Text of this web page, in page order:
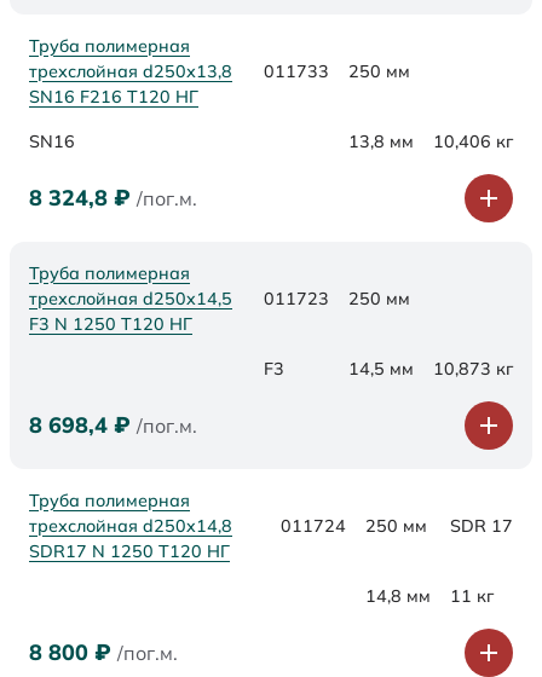
Труба полимерная
трехслойная d250х13,8
SN16 F216 Т120 НГ
011733 250 мм
SN16 13,8 мм 10,406 кг
8 324,8 ₽ /пог.м.
Труба полимерная
трехслойная d250x14,5
F3 N 1250 Т120 НГ
011723 250 мм
F3 14,5 мм 10,873 кг
8 698,4 ₽ /пог.м.
Труба полимерная
трехслойная d250x14,8
SDR17 N 1250 Т120 НГ
011724 250 мм SDR 17
14,8 мм 11 кг
8 800 ₽ /пог.м.